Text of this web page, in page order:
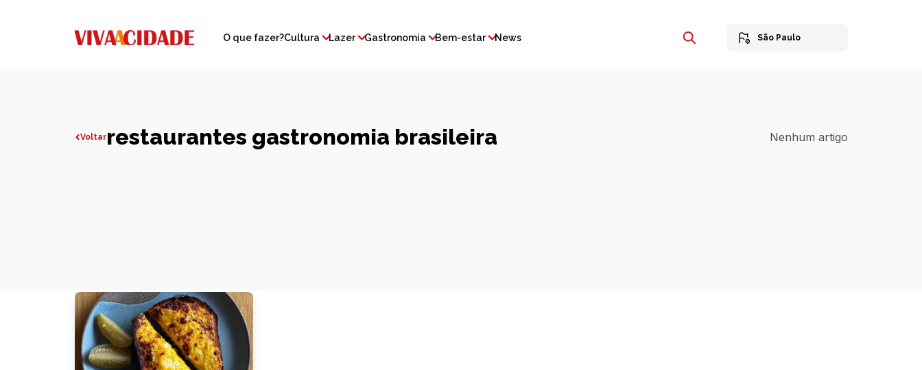
O que fazer?Cultura Lazer Gastronomia Bem-estar News São Paulo
Voltarrestaurantes gastronomia brasileira Nenhum artigo